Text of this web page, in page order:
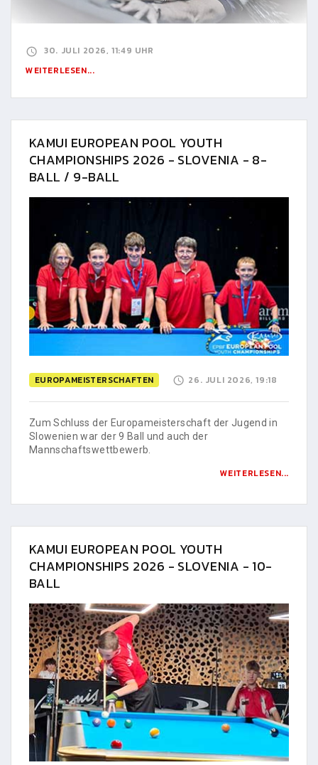
30. JULI 2026, 11:49 UHR
WEITERLESEN...
KAMUI EUROPEAN POOL YOUTH
CHAMPIONSHIPS 2026 - SLOVENIA - 8-
BALL / 9-BALL
EUROPAMEISTERSCHAFTEN 26. JULI 2026, 19:18
Zum Schluss der Europameisterschaft der Jugend in
Slowenien war der 9 Ball und auch der
Mannschaftswettbewerb.
WEITERLESEN...
KAMUI EUROPEAN POOL YOUTH
CHAMPIONSHIPS 2026 - SLOVENIA - 10-
BALL